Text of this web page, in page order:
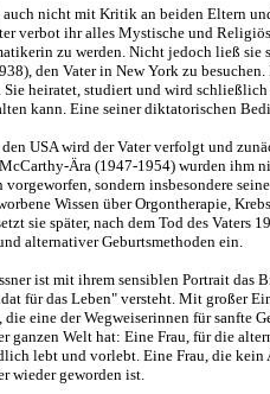
auch nicht mit Kritik an beiden Eltern
verbot ihr alles Mystische und
zu werden. Nicht jedoch ließ sie
den Vater in New York zu
Sie heiratet, studiert und wird
kann. Eine seiner diktatorischen
USA wird der Vater verfolgt und
Ära (1947-1954) wurden ihm
vorgeworfen, sondern insbesondere
Wissen über Orgontherapie,
sie später, nach dem Tod des Vaters
alternativer Geburtsmethoden ein.
ist mit ihrem sensiblen Portrait das
für das Leben" versteht. Mit großer
eine der Wegweiserinnen für sanfte
ganzen Welt hat: Eine Frau, für die
lebt und vorlebt. Eine Frau, die kein
wieder geworden ist.